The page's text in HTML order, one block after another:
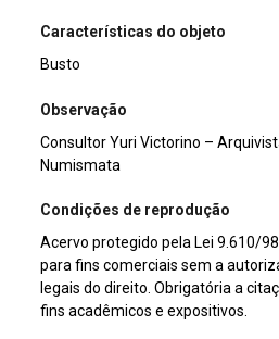
Características do objeto
Busto
Observação
Consultor Yuri Victorino –
Numismata
Condições de reprodução
Acervo protegido pela Lei 9.610/
para fins comerciais sem a
legais do direito. Obrigatória a
fins acadêmicos e expositivos.